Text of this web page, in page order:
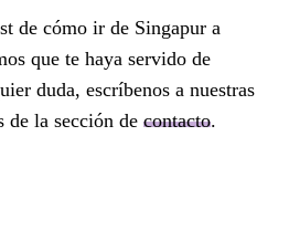
de cómo ir de Singapur a
que te haya servido de
duda, escríbenos a nuestras
de la sección de contacto.